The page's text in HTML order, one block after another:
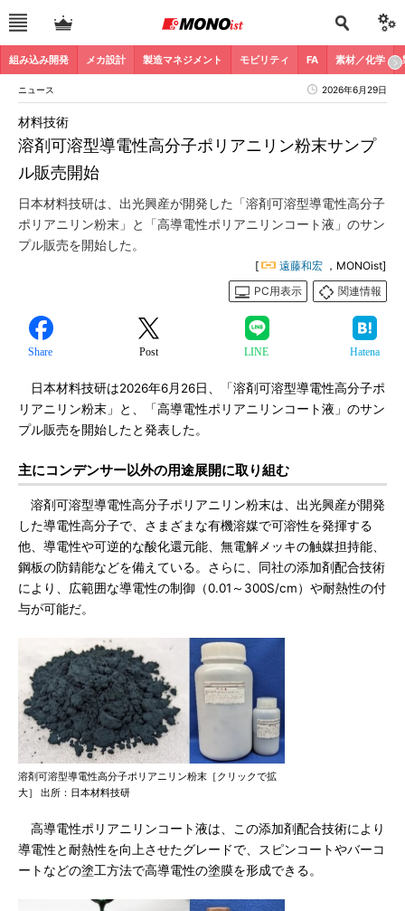
組み込み開発 メカ設計 製造マネジメント モビリティ FA 素材／化学
ニュース 2026年6月29日
溶剤可溶型導電性高分子ポリアニリン粉末サンプ
ル販売開始
材料技術
日本材料技研は、出光興産が開発した「溶剤可溶型導電性高分子
ポリアニリン粉末」と「高導電性ポリアニリンコート液」のサン
プル販売を開始した。
[ 遠藤和宏 ，MONOist]
PC用表示
関連情報
Share Post LINE Hatena
日本材料技研は2026年6月26日、「溶剤可溶型導電性高分子ポ
リアニリン粉末」と、「高導電性ポリアニリンコート液」のサン
プル販売を開始したと発表した。
主にコンデンサー以外の用途展開に取り組む
溶剤可溶型導電性高分子ポリアニリン粉末は、出光興産が開発
した導電性高分子で、さまざまな有機溶媒で可溶性を発揮する
他、導電性や可逆的な酸化還元能、無電解メッキの触媒担持能、
鋼板の防錆能などを備えている。さらに、同社の添加剤配合技術
により、広範囲な導電性の制御（0.01～300S/cm）や耐熱性の付
与が可能だ。
溶剤可溶型導電性高分子ポリアニリン粉末［クリックで拡
大］ 出所：日本材料技研
高導電性ポリアニリンコート液は、この添加剤配合技術により
導電性と耐熱性を向上させたグレードで、スピンコートやバーコ
ートなどの塗工方法で高導電性の塗膜を形成できる。